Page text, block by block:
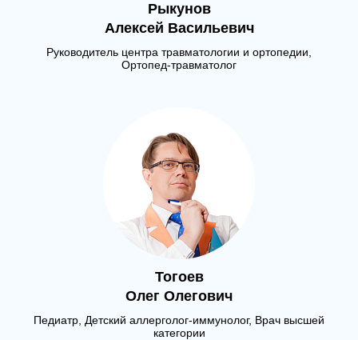
Рыкунов
Алексей Васильевич
Руководитель центра травматологии и ортопедии,
Ортопед-травматолог
Тогоев
Олег Олегович
Педиатр, Детский аллерголог-иммунолог, Врач высшей
категории